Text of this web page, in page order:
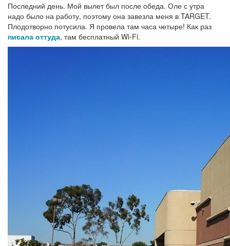
Последний день. Мой вылет был после обеда. Оле с утра
надо было на работу, поэтому она завезла меня в TARGET.
Плодотворно потусила. Я провела там часа четыре! Как раз
писала оттуда, там бесплатный Wi-Fi.